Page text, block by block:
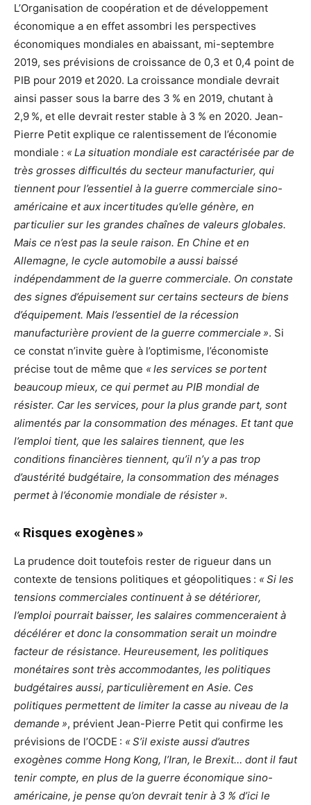
L’Organisation de coopération et de développement
économique a en effet assombri les perspectives
économiques mondiales en abaissant, mi-septembre
2019, ses prévisions de croissance de 0,3 et 0,4 point de
PIB pour 2019 et 2020. La croissance mondiale devrait
ainsi passer sous la barre des 3 % en 2019, chutant à
2,9 %, et elle devrait rester stable à 3 % en 2020. Jean-
Pierre Petit explique ce ralentissement de l’économie
mondiale : « La situation mondiale est caractérisée par de
très grosses difficultés du secteur manufacturier, qui
tiennent pour l’essentiel à la guerre commerciale sino-
américaine et aux incertitudes qu’elle génère, en
particulier sur les grandes chaînes de valeurs globales.
Mais ce n’est pas la seule raison. En Chine et en
Allemagne, le cycle automobile a aussi baissé
indépendamment de la guerre commerciale. On constate
des signes d’épuisement sur certains secteurs de biens
d’équipement. Mais l’essentiel de la récession
manufacturière provient de la guerre commerciale ». Si
ce constat n’invite guère à l’optimisme, l’économiste
précise tout de même que « les services se portent
beaucoup mieux, ce qui permet au PIB mondial de
résister. Car les services, pour la plus grande part, sont
alimentés par la consommation des ménages. Et tant que
l’emploi tient, que les salaires tiennent, que les
conditions financières tiennent, qu’il n’y a pas trop
d’austérité budgétaire, la consommation des ménages
permet à l’économie mondiale de résister ».
« Risques exogènes »
La prudence doit toutefois rester de rigueur dans un
contexte de tensions politiques et géopolitiques : « Si les
tensions commerciales continuent à se détériorer,
l’emploi pourrait baisser, les salaires commenceraient à
décélérer et donc la consommation serait un moindre
facteur de résistance. Heureusement, les politiques
monétaires sont très accommodantes, les politiques
budgétaires aussi, particulièrement en Asie. Ces
politiques permettent de limiter la casse au niveau de la
demande », prévient Jean-Pierre Petit qui confirme les
prévisions de l’OCDE : « S’il existe aussi d’autres
exogènes comme Hong Kong, l’Iran, le Brexit… dont il faut
tenir compte, en plus de la guerre économique sino-
américaine, je pense qu’on devrait tenir à 3 % d’ici le